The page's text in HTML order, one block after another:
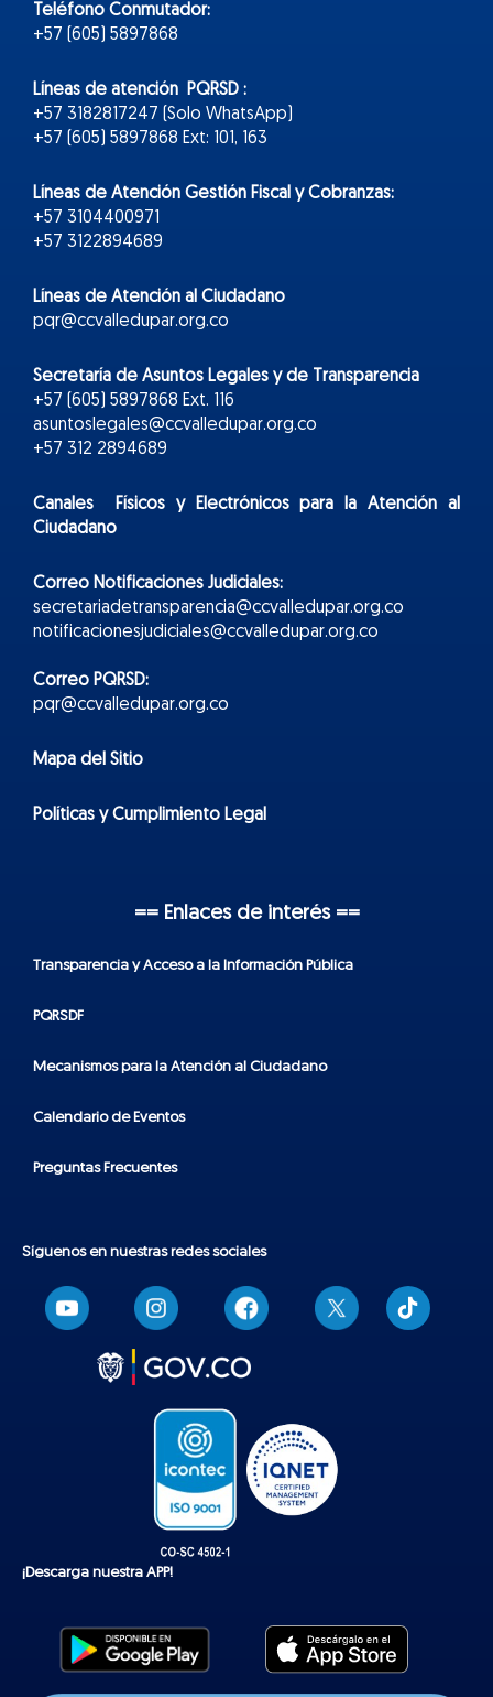
Teléfono Conmutador:
+57 (605) 5897868
Líneas de atención PQRSD :
+57 3182817247 (Solo WhatsApp)
+57 (605) 5897868 Ext: 101, 163
Líneas de Atención Gestión Fiscal y Cobranzas:
+57 3104400971
+57 3122894689
Líneas de Atención al Ciudadano
pqr@ccvalledupar.org.co
Secretaría de Asuntos Legales y de Transparencia
+57 (605) 5897868 Ext. 116
asuntoslegales@ccvalledupar.org.co
+57 312 2894689
Canales Físicos yElectrónicospara la Atención al
Ciudadano
Correo Notificaciones Judiciales:
secretariadetransparencia@ccvalledupar.org.co
notificacionesjudiciales@ccvalledupar.org.co
Correo PQRSD:
pqr@ccvalledupar.org.co
Mapa del Sitio
Políticas y Cumplimiento Legal
== Enlaces de interés ==
Transparencia y Acceso a la Información Pública
PQRSDF
Mecanismos para la Atención al Ciudadano
Calendario de Eventos
Preguntas Frecuentes
Síguenos en nuestras redes sociales
T
i
k
¡Descarga nuestra APP!